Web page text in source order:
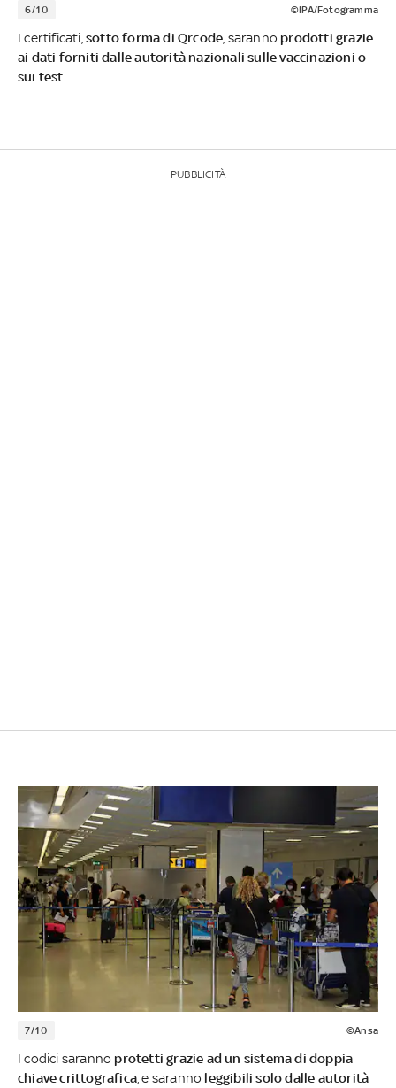
6/10 ©IPA/Fotogramma
I certificati, sotto forma di Qrcode , saranno prodotti grazie
ai dati forniti dalle autorità nazionali sulle vaccinazioni o
sui test
PUBBLICITÀ
7/10 ©Ansa
I codici saranno protetti grazie ad un sistema di doppia
chiave crittografica , e saranno leggibili solo dalle autorità